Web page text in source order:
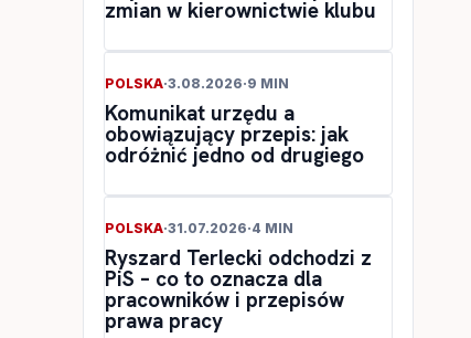
zmian w kierownictwie klubu
POLSKA·3.08.2026·9 MIN
Komunikat urzędu a
obowiązujący przepis: jak
odróżnić jedno od drugiego
POLSKA·31.07.2026·4 MIN
Ryszard Terlecki odchodzi z
PiS – co to oznacza dla
pracowników i przepisów
prawa pracy